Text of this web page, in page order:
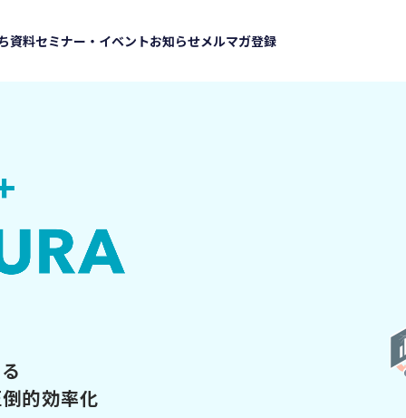
資料セミナー・イベントお知らせメルマガ登録
的効率化